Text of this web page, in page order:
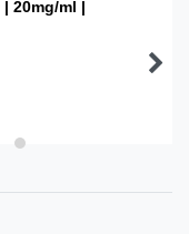
20mg/ml |